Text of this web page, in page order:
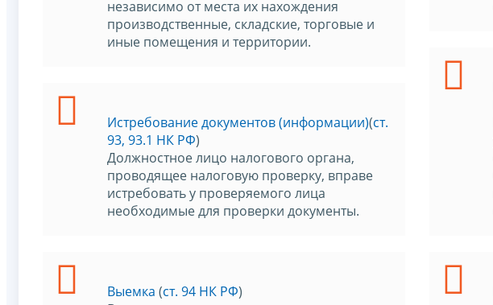
независимо от места их нахождения
производственные, складские, торговые и
иные помещения и территории.
Истребование документов (информации)(ст.
93, 93.1 НК РФ)
Должностное лицо налогового органа,
проводящее налоговую проверку, вправе
истребовать у проверяемого лица
необходимые для проверки документы.
Выемка (ст. 94 НК РФ)